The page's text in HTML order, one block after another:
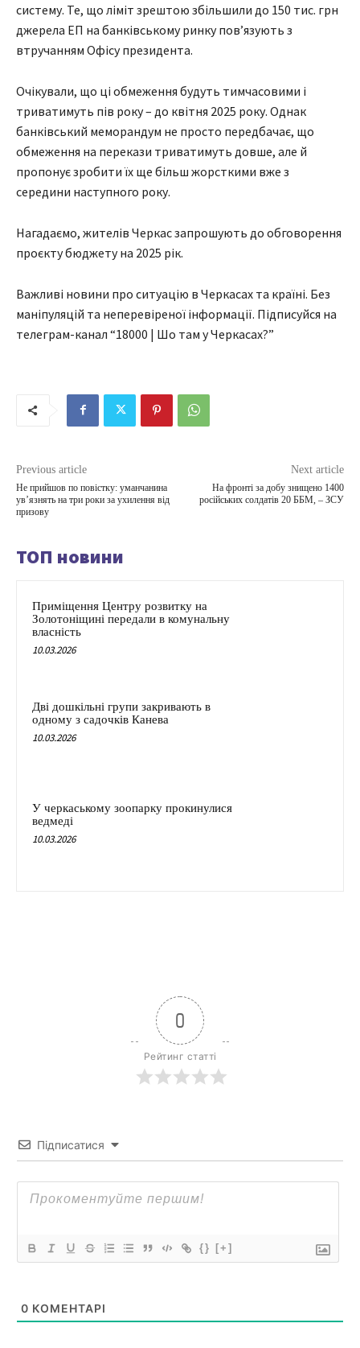
систему. Те, що ліміт зрештою збільшили до 150 тис. грн
джерела ЕП на банківському ринку пов’язують з
втручанням Офісу президента.
Очікували, що ці обмеження будуть тимчасовими і
триватимуть пів року – до квітня 2025 року. Однак
банківський меморандум не просто передбачає, що
обмеження на перекази триватимуть довше, але й
пропонує зробити їх ще більш жорсткими вже з
середини наступного року.
Нагадаємо, жителів Черкас запрошують до обговорення
проєкту бюджету на 2025 рік.
Важливі новини про ситуацію в Черкасах та країні. Без
маніпуляцій та неперевіреної інформації. Підписуйся на
телеграм-канал “18000 | Шо там у Черкасах?”
Previous article
Не прийшов по повістку: уманчанина
увʼязнять на три роки за ухилення від
призову
Next article
На фронті за добу знищено 1400
російських солдатів 20 ББМ, – ЗСУ
ТОП новини
Приміщення Центру розвитку на
Золотоніщині передали в комунальну
власність
10.03.2026
Дві дошкільні групи закривають в
одному з садочків Канева
10.03.2026
У черкаському зоопарку прокинулися
ведмеді
10.03.2026
0
Рейтинг статті
Підписатися
{} [+]
0 КОМЕНТАРІ